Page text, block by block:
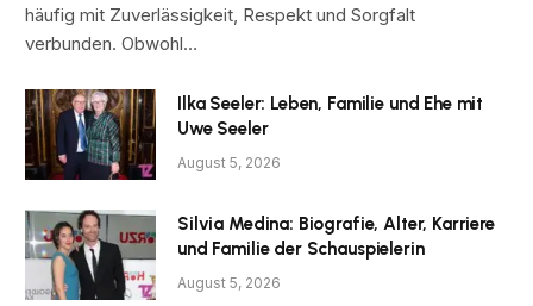
häufig mit Zuverlässigkeit, Respekt und Sorgfalt
verbunden. Obwohl…
Ilka Seeler: Leben, Familie und Ehe mit
Uwe Seeler
August 5, 2026
Silvia Medina: Biografie, Alter, Karriere
und Familie der Schauspielerin
August 5, 2026